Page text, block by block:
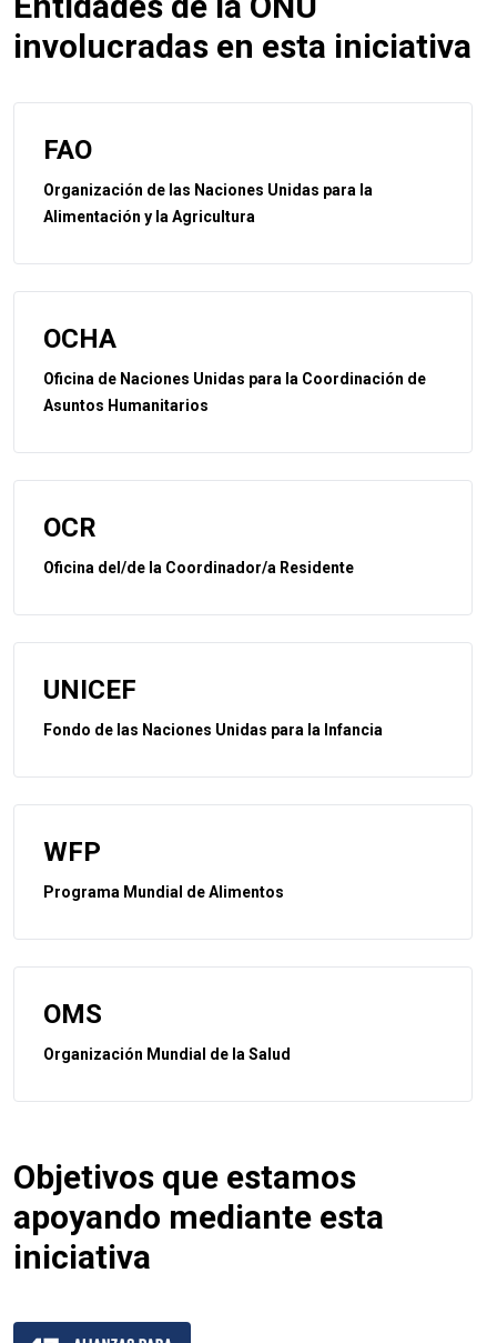
involucradas en esta iniciativa
FAO
Organización de las Naciones Unidas para la
Alimentación y la Agricultura
OCHA
Oficina de Naciones Unidas para la Coordinación de
Asuntos Humanitarios
OCR
Oficina del/de la Coordinador/a Residente
UNICEF
Fondo de las Naciones Unidas para la Infancia
WFP
Programa Mundial de Alimentos
OMS
Organización Mundial de la Salud
Objetivos que estamos
apoyando mediante esta
iniciativa